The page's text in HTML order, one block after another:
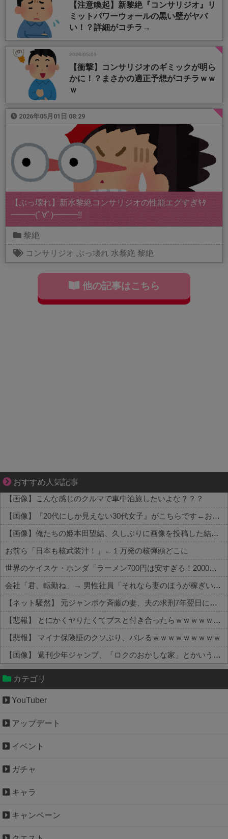
【注意喚起】新黎絶『コンサリジオ』リ
ミットパワーウォールの黒い壁がヤバ
い！？詳細がコチラ→
2026/05/01
【衝撃】コンサリジオのギミックが明ら
かに！？まさかの適正予想がコチラｗｗ
ｗ
2026年05月01日 08:29
【ぶっ壊れ】新水黎絶コンサリジオの性能エグすぎｷﾀ
━━━(ﾟ∀ﾟ)━━━!!
黎絶
コンサリジオ ぶっ壊れ 水黎絶 黎絶
他の記事はこちら
おすすめ人気記事
三十路女子の仕事と恋、その先にあった本音
【画像】こんな感じのクルマで車中泊旅したいよな？？？
【画像】『20代にしか見えない30代女子』がこちらです←お前らから見てどう？？？？？？？
【画像】俺たちの姫本田望結、久しぶりに画像を投稿した結果→やっぱりワイらの姫だったw w w w w w w w w w
お前ら「日本も核武装汁！」←１万発の核弾頭どこに
世界のケイスケ・ホンダ「ラーメン700円は安すぎる！2000円にするべき」
会社「君、転勤ね」→ 男性社員「それなら妻のほうが稼ぎいいんで辞めます」⇒ 結果・・・
【ネット騒然】 元ジャンポケ斉藤の妻、夫の求刑7年翌日にインスタ更新！その内容がガチでヤバすぎる…
【悲報】 とにかくヤりたくてブスと付き合ったらｗｗｗｗｗｗｗｗｗｗｗｗｗｗｗ
【悲報】 マイナ保険証のクソぶり、バレるｗｗｗｗｗｗｗｗｗ
【画像】 週刊少年ジャンプ、「ロクのおかしな家」とかいう微妙な漫画を巻頭カラーにしたせいで100万部切る
Powered by livedoor 相互RSS
カテゴリ
YouTuber
アップデート
イベント
ガチャ
キャラ
キャンペーン